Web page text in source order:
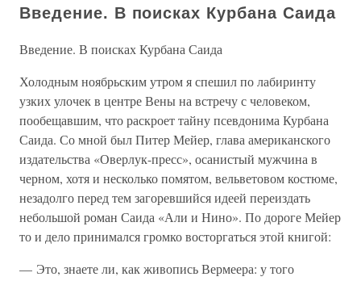
Введение. В поисках Курбана Саида
Введение. В поисках Курбана Саида
Холодным ноябрьским утром я спешил по лабиринту
узких улочек в центре Вены на встречу с человеком,
пообещавшим, что раскроет тайну псевдонима Курбана
Саида. Со мной был Питер Мейер, глава американского
издательства «Оверлук-пресс», осанистый мужчина в
черном, хотя и несколько помятом, вельветовом костюме,
незадолго перед тем загоревшийся идеей переиздать
небольшой роман Саида «Али и Нино». По дороге Мейер
то и дело принимался громко восторгаться этой книгой:
— Это, знаете ли, как живопись Вермеера: у того